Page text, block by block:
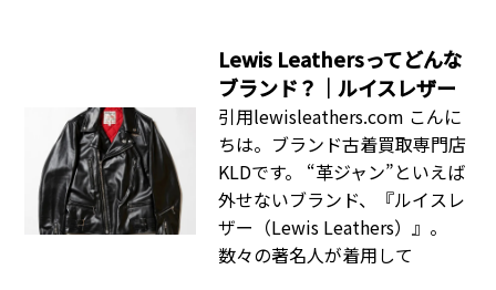
Lewis Leathersってどんな
ブランド？｜ルイスレザー
引用lewisleathers.com こんに
ちは。ブランド古着買取専門店
KLDです。 “革ジャン”といえば
外せないブランド、『ルイスレ
ザー（Lewis Leathers）』。
数々の著名人が着用して